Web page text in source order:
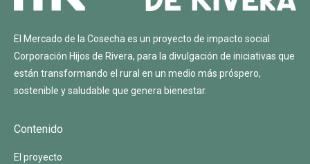
El Mercado de la Cosecha es un proyecto de impacto social
Corporación Hijos de Rivera, para la divulgación de iniciativas que
están transformando el rural en un medio más próspero,
sostenible y saludable que genera bienestar.
Contenido
El proyecto